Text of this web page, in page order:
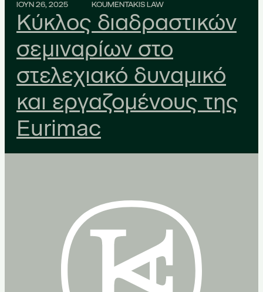
ΙΟΥΝ 26, 2025 KOUMENTAKIS LAW
Κύκλος διαδραστικών
σεμιναρίων στο
στελεχιακό δυναμικό
και εργαζομένους της
Eurimac